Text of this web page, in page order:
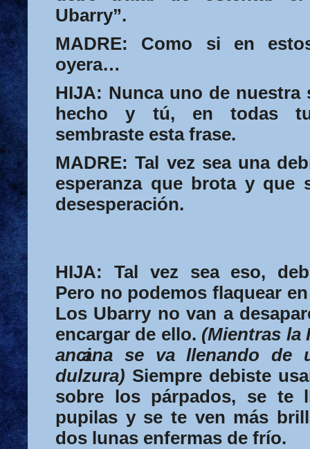
Ubarry”.
MADRE: Como si en
oyera…
HIJA: Nunca uno de nuestra
hecho y tú, en todas
sembraste esta frase.
MADRE: Tal vez seauna
esperanza que brota y que
desesperación.
HIJA: Tal vez sea eso,
Pero no podemos flaquear
Los Ubarry no van a
encargar de ello. (Mientras la
anciana se va llenando de
dulzura) Siempre debiste
sobre los párpados, se te
pupilas y se te ven más
dos lunas enfermas de frío.